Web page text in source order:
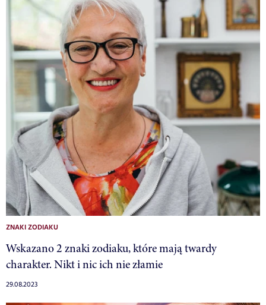
ZNAKI ZODIAKU
Wskazano 2 znaki zodiaku, które mają twardy
charakter. Nikt i nic ich nie złamie
29.08.2023